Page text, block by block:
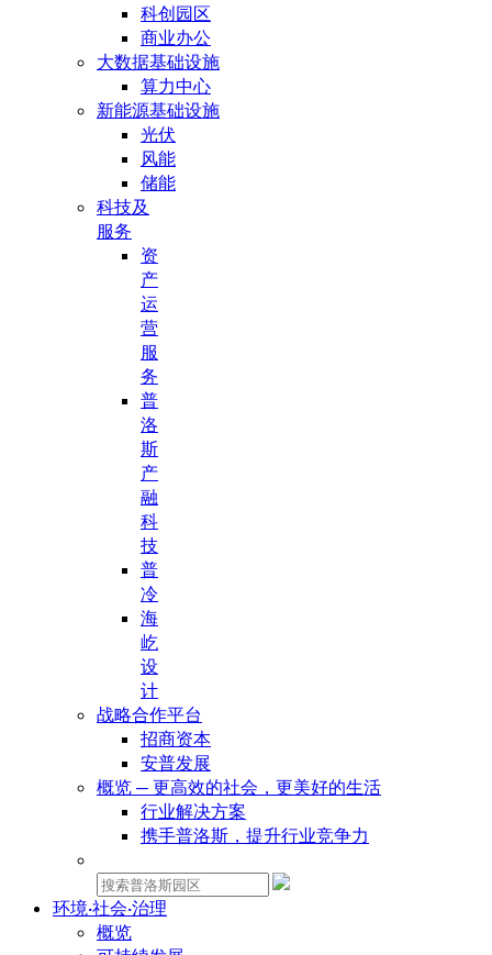
科创园区
商业办公
大数据基础设施
算力中心
新能源基础设施
光伏
风能
储能
科技及
服务
资
产
运
营
服
务
普
洛
斯
产
融
科
技
普
冷
海
屹
设
计
战略合作平台
招商资本
安普发展
概览 — 更高效的社会，更美好的生活
行业解决方案
携手普洛斯，提升行业竞争力
环境·社会·治理
概览